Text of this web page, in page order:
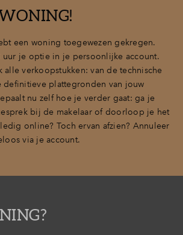
een woning toegewezen gekregen.
uur je optie in je persoonlijke account.
alle verkoopstukken: van de technische
plattegronden van jouw
nu zelf hoe je verder gaat: ga je
bij de makelaar of doorloop je het
online? Toch ervan afzien? Annuleer
via je account.